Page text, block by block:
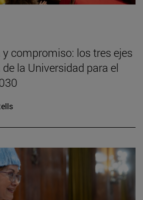
compromiso: los tres ejes
la Universidad para el